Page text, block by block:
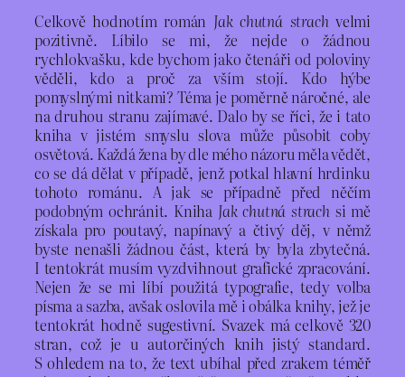
Celkově hodnotím román Jak chutná strachvelmi
pozitivně. Líbilo se mi, že nejde o žádnou
rychlokvašku, kde bychom jako čtenáři od poloviny
věděli, kdo a proč za vším stojí. Kdo hýbe
pomyslnými nitkami? Téma je poměrně náročné, ale
na druhou stranu zajímavé. Dalo by se říci, že i tato
kniha v jistém smyslu slova může působit coby
osvětová. Každá žena by dle mého názoru měla vědět,
co se dá dělat v případě, jenž potkal hlavní hrdinku
tohoto románu. A jak se případně před něčím
podobným ochránit. Kniha Jak chutná strach si mě
získala pro poutavý, napínavý a čtivý děj, v němž
byste nenašli žádnou část, která by byla zbytečná.
I tentokrát musím vyzdvihnout grafické zpracování.
Nejen že se mi líbí použitá typografie, tedy volba
písma a sazba, avšak oslovila mě i obálka knihy, jež je
tentokrát hodně sugestivní. Svazek má celkově 320
stran, což je u autorčiných knih jistý standard.
S ohledem na to, že text ubíhal před zrakem téměř